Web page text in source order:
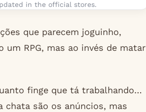
in the official stores.
que parecem joguinho,
RPG, mas ao invés de matar
finge que tá trabalhando…
chata são os anúncios, mas